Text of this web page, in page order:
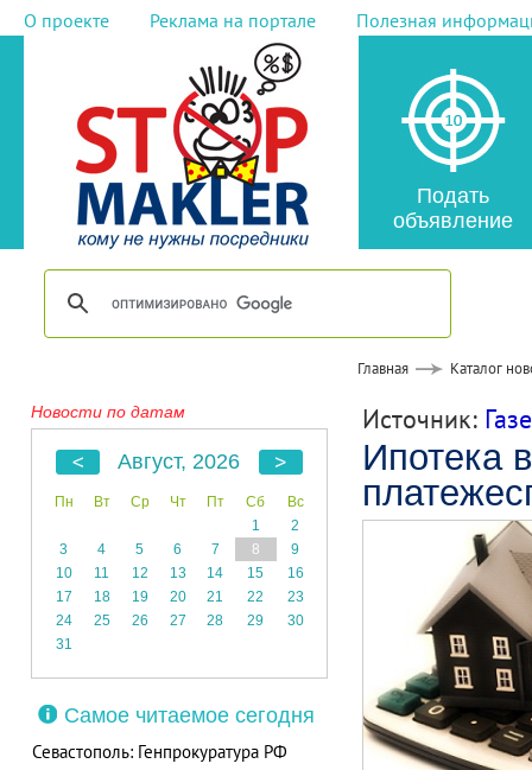
О проекте Реклама на портале Полезная
Подать
объявление
Главная Каталог
Новости по датам
Август, 2026
Пн Вт Ср Чт Пт Сб
Вс
1
2
3
4 5 6 7 8
9
10
11 12 13 14 15
16
17
18 19 20 21 22
23
24
25 26 27 28 29
30
31
Самое читаемое сегодня
Севастополь: Генпрокуратура РФ
Источник:
Ипотека